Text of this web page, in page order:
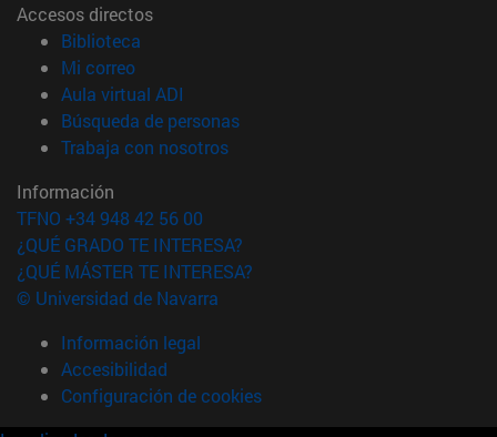
Accesos directos
Biblioteca
Mi correo(abre en nueva ventana)
Aula virtual ADI
Búsqueda de personas(abre en nueva ventana)
Trabaja con nosotros(abre en nueva ventana)
Información
TFNO +34 948 42 56 00
¿QUÉ GRADO TE INTERESA?
¿QUÉ MÁSTER TE INTERESA?
© Universidad de Navarra
Información legal
Accesibilidad
Configuración de cookies